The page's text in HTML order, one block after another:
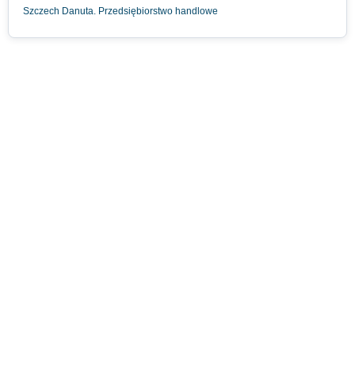
Szczech Danuta. Przedsiębiorstwo handlowe